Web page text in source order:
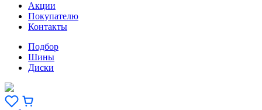
Акции
Покупателю
Контакты
Подбор
Шины
Диски